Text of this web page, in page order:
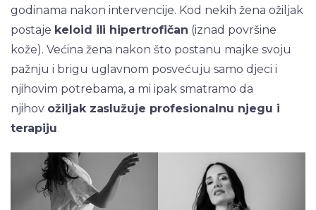
godinama nakon intervencije. Kod nekih žena ožiljak
postaje keloid ili hipertrofičan (iznad površine
kože). Većina žena nakon što postanu majke svoju
pažnju i brigu uglavnom posvećuju samo djeci i
njihovim potrebama, a mi ipak smatramo da
njihov ožiljak zaslužuje profesionalnu njegu i
terapiju.